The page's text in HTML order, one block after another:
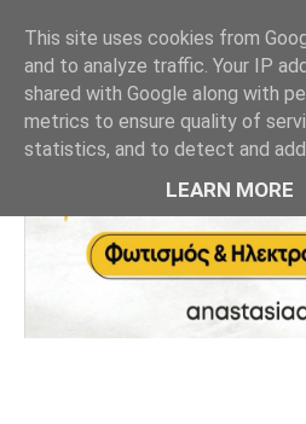
This site uses cookies from
and to analyze traffic. Your IP
shared with Google along with
metrics to ensure quality of
statistics, and to detect and
LEARN MORE